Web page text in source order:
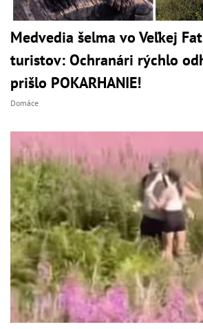
Medvedia šelma vo Veľkej
turistov: Ochranári rýchlo
prišlo POKARHANIE!
Domáce